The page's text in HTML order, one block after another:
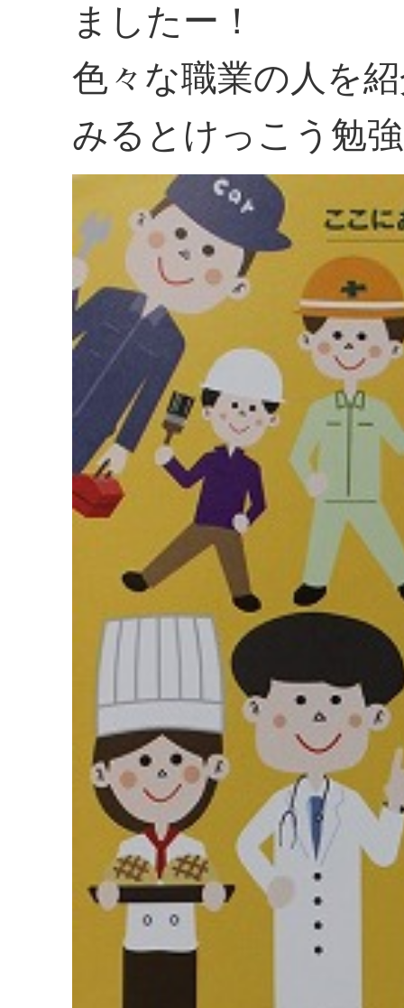
ましたー！
色々な職業の人を
みるとけっこう勉